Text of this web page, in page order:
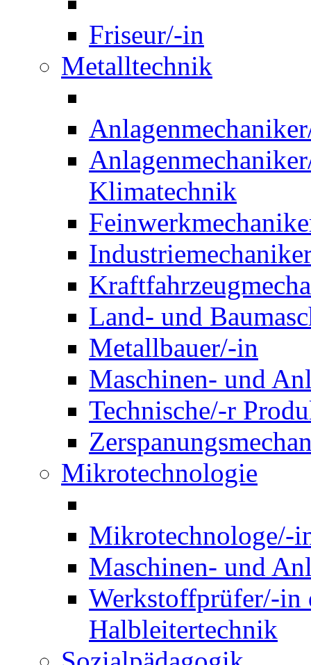
Friseur/-in
Metalltechnik
Klimatechnik
Land- und
Metallbauer/-in
Maschinen- und
Technische/-r
Mikrotechnologie
Mikrotechnologe/-
Maschinen- und
Werkstoffprüfer/-in
Halbleitertechnik